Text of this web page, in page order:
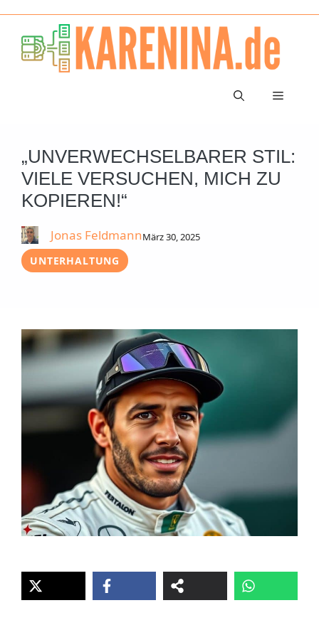
springen
Menü
„UNVERWECHSELBARER STIL:
VIELE VERSUCHEN, MICH ZU
KOPIEREN!“
Jonas FeldmannMärz 30, 2025
UNTERHALTUNG